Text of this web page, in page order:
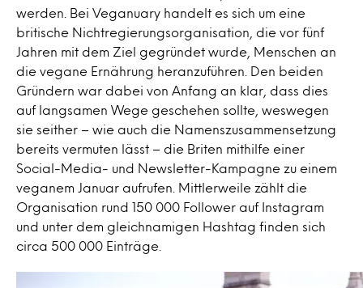
werden. Bei Veganuary handelt es sich um eine
britische Nichtregierungsorganisation, die vor fünf
Jahren mit dem Ziel gegründet wurde, Menschen an
die vegane Ernährung heranzuführen. Den beiden
Gründern war dabei von Anfang an klar, dass dies
auf langsamen Wege geschehen sollte, weswegen
sie seither – wie auch die Namenszusammensetzung
bereits vermuten lässt – die Briten mithilfe einer
Social-Media- und Newsletter-Kampagne zu einem
veganem Januar aufrufen. Mittlerweile zählt die
Organisation rund 150 000 Follower auf Instagram
und unter dem gleichnamigen Hashtag finden sich
circa 500 000 Einträge.